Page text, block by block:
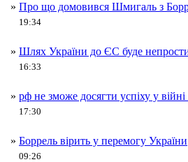
» Про що домовився Шмигаль з
19:34
» Шлях України до ЄС буде
16:33
» рф не зможе досягти успіху у
17:30
» Боррель вірить у перемогу України
09:26